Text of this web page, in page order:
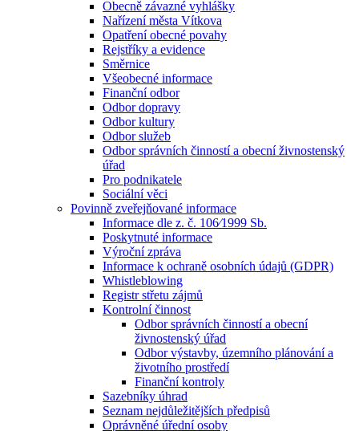
Obecně závazné vyhlášky
Nařízení města Vítkova
Opatření obecné povahy
Rejstříky a evidence
Směrnice
Všeobecné informace
Finanční odbor
Odbor dopravy
Odbor kultury
Odbor služeb
Odbor správních činností a obecní živnostenský
úřad
Pro podnikatele
Sociální věci
Povinně zveřejňované informace
Informace dle z. č. 106⁄1999 Sb.
Poskytnuté informace
Výroční zpráva
Informace k ochraně osobních údajů (GDPR)
Whistleblowing
Registr střetu zájmů
Kontrolní činnost
Odbor správních činností a obecní
živnostenský úřad
Odbor výstavby, územního plánování a
životního prostředí
Finanční kontroly
Sazebníky úhrad
Seznam nejdůležitějších předpisů
Oprávněné úřední osoby